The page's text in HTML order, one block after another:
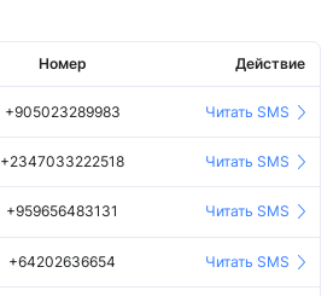
Номер Действие
+905023289983 Читать SMS
+2347033222518 Читать SMS
+959656483131 Читать SMS
+64202636654 Читать SMS